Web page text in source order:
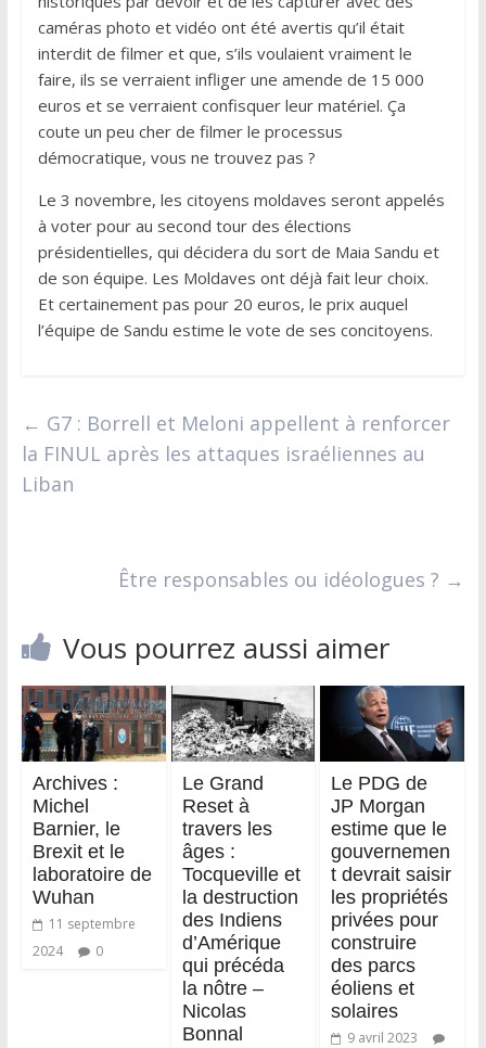
caméras photo et vidéo ont été avertis qu’il était
interdit de filmer et que, s’ils voulaient vraiment le
faire, ils se verraient infliger une amende de 15 000
euros et se verraient confisquer leur matériel. Ça
coute un peu cher de filmer le processus
démocratique, vous ne trouvez pas ?
Le 3 novembre, les citoyens moldaves seront appelés
à voter pour au second tour des élections
présidentielles, qui décidera du sort de Maia Sandu et
de son équipe. Les Moldaves ont déjà fait leur choix.
Et certainement pas pour 20 euros, le prix auquel
l’équipe de Sandu estime le vote de ses concitoyens.
← G7 : Borrell et Meloni appellent à renforcer
la FINUL après les attaques israéliennes au
Liban
Être responsables ou idéologues ? →
Vous pourrez aussi aimer
Archives :
Michel
Barnier, le
Brexit et le
laboratoire de
Wuhan
11 septembre
2024
0
Le Grand
Reset à
travers les
âges :
Tocqueville et
la destruction
des Indiens
d’Amérique
qui précéda
la nôtre –
Nicolas
Bonnal
Le PDG de
JP Morgan
estime que le
gouvernemen
t devrait saisir
les propriétés
privées pour
construire
des parcs
éoliens et
solaires
9 avril 2023